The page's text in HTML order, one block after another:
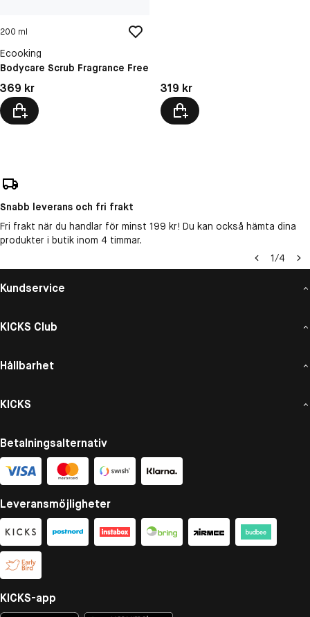
200 ml
Ecooking
Bodycare Scrub Fragrance Free
Pris: 369 kr
369 kr Pris: 319 kr
319 kr
Snabb leverans och fri frakt
Fri frakt när du handlar för minst 199 kr! Du kan också hämta dina
produkter i butik inom 4 timmar.
1/4
Kundservice
KICKS Club
Hållbarhet
KICKS
Betalningsalternativ
Leveransmöjligheter
KICKS-app